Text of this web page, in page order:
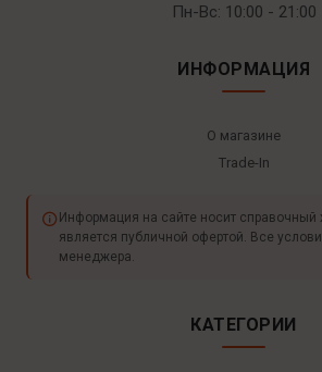
Пн-Вс: 10:00 - 21:00
ИНФОРМАЦИЯ
О магазине
Trade-In
Информация на сайте носит справочный
является публичной офертой. Все
менеджера.
КАТЕГОРИИ